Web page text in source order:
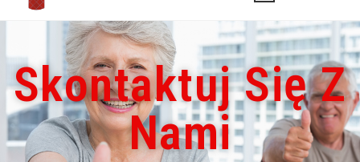
Skontaktuj Się Z
Nami